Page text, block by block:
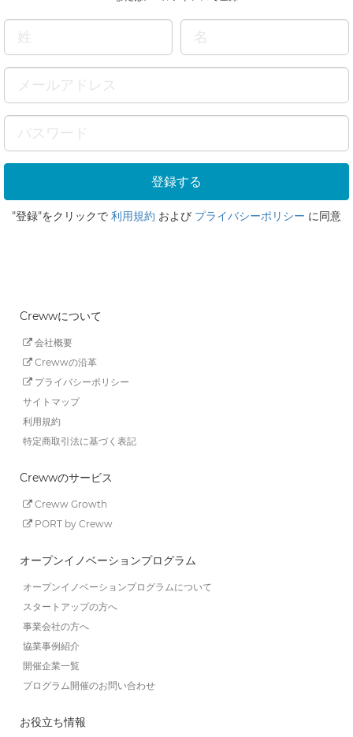
"登録"をクリックで 利用規約 および プライバシーポリシー に同意
Crewwについて
会社概要
Crewwの沿革
プライバシーポリシー
サイトマップ
利用規約
特定商取引法に基づく表記
Crewwのサービス
Creww Growth
PORT by Creww
オープンイノベーションプログラム
オープンイノベーションプログラムについて
スタートアップの方へ
事業会社の方へ
協業事例紹介
開催企業一覧
プログラム開催のお問い合わせ
お役立ち情報